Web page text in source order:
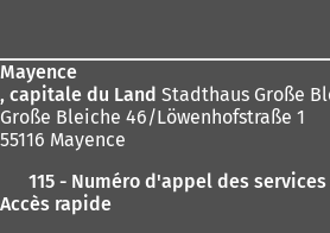
n
o
e
Mayence
, capitale du Land Stadthaus Große
Große Bleiche 46/Löwenhofstraße 1
55116 Mayence
115 - Numéro d'appel des
Accès rapide